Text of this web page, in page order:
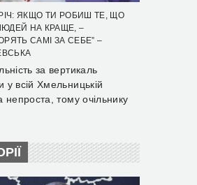
ЯКЩО ТИ РОБИШ ТЕ, ЩО
НА КРАЩЕ, –
САМІ ЗА СЕБЕ” –
за вертикаль
у всій Хмельницькій
непроста, тому очільнику